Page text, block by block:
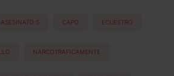
ASESINATO S CAPO ECUESTRO
NARCOTRAFICAMENTE